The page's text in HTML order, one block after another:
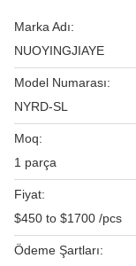
Marka Adı:
NUOYINGJIAYE
Model Numarası:
NYRD-SL
Moq:
1 parça
Fiyat:
$450 to $1700 /pcs
Ödeme Şartları: